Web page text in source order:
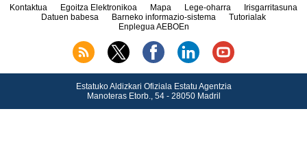
Kontaktua Egoitza Elektronikoa Mapa Lege-oharra
Irisgarritasuna
Datuen babesa
Barneko informazio-sistema
Tutorialak
Enplegua AEBOEn
Estatuko Aldizkari Ofiziala Estatu Agentzia
Manoteras Etorb., 54 - 28050 Madril